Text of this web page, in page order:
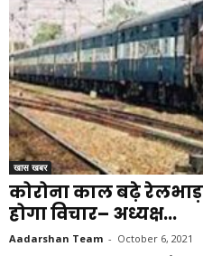
खास खबर
कोरोना काल बढ़े
होगा विचार– अध्यक्ष...
Aadarshan Team - October 6, 2021